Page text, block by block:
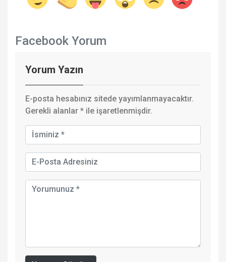
Facebook Yorum
Yorum Yazın
E-posta hesabınız sitede yayımlanmayacaktır.
Gerekli alanlar * ile işaretlenmişdir.